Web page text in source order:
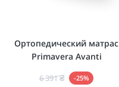
Ортопедический матрас
Primavera Avanti
6 391 ₴ -25%